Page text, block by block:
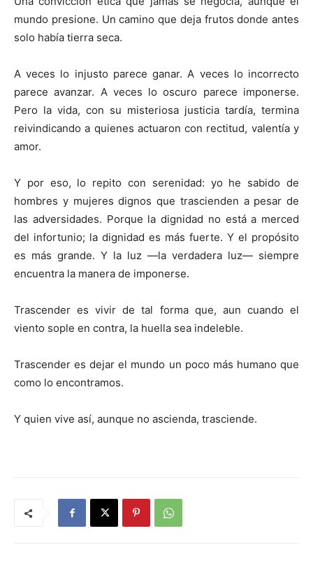
mundo presione. Un camino que deja frutos donde antes
solo había tierra seca.
A veces lo injusto parece ganar. A veces lo incorrecto
parece avanzar. A veces lo oscuro parece imponerse.
Pero la vida, con su misteriosa justicia tardía, termina
reivindicando a quienes actuaron con rectitud, valentía y
amor.
Y por eso, lo repito con serenidad: yo he sabido de
hombres y mujeres dignos que trascienden a pesar de
las adversidades. Porque la dignidad no está a merced
del infortunio; la dignidad es más fuerte. Y el propósito
es más grande. Y la luz —la verdadera luz— siempre
encuentra la manera de imponerse.
Trascender es vivir de tal forma que, aun cuando el
viento sople en contra, la huella sea indeleble.
Trascender es dejar el mundo un poco más humano que
como lo encontramos.
Y quien vive así, aunque no ascienda, trasciende.